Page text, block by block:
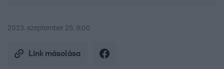
2023. szeptember 25. 9:00
Link másolása